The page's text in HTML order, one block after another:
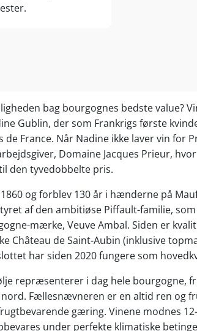
bag bourgognes bedste value?
Gublin, der som Frankrigs første
de France. Når Nadine ikke laver vin for
Domaine Jacques Prieur,
den tyvedobbelte pris.
og forblev 130 år i hænderne på
af den ambitiøse Piffault-familie,
mærke, Veuve Ambal. Siden er
Château de Saint-Aubin (inklusive
har siden 2020 fungere som
repræsenterer i dag hele bourgogne,
Fællesnævneren er en altid ren og
gæring. Vinene modnes
under perfekte klimatiske